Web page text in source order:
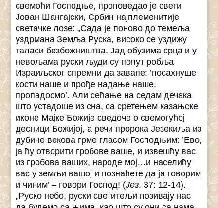
свемоћи Господње, проповедао је свети
Јован Шангајски, Србин најплеменитије
светачке лозе: „Сада је поново до темеља
уздрмана Земља Руска, високо се уздижу
таласи безбожништва. Јад обузима срца и у
невољама руски људи су попут робља
Израиљског спремни да завапе: ’посахнуше
кости наше и прође надање наше,
пропадосмо’. Али сећање на седам дечака
што устадоше из сна, са сретењем казањске
иконе Мајке Божије сведоче о свемогућој
десници Божијој, а речи пророка Језекиља из
дубине векова грме гласом Господњим: ’Ево,
ја ћу отворити гробове ваше, и извешћу вас
из гробова ваших, народе мој…и населићу
вас у земљи вашој и познаћете да ја говорим
и чиним’ – говори Господ! (Јез. 37: 12-14).
„Руско небо, руски светитељи позивају нас